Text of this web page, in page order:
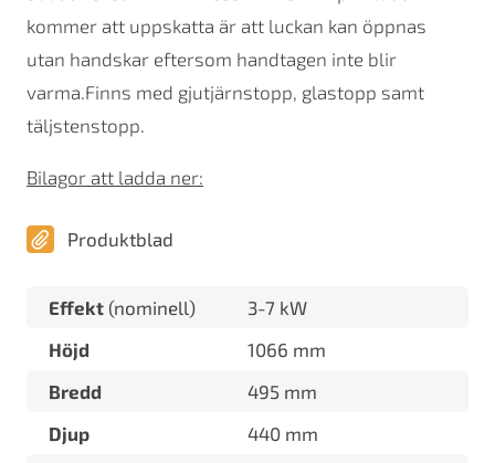
kommer att uppskatta är att luckan kan öppnas
utan handskar eftersom handtagen inte blir
varma.Finns med gjutjärnstopp, glastopp samt
täljstenstopp.
Bilagor att ladda ner:
Produktblad
Effekt (nominell)
3-7 kW
Höjd
1066 mm
Bredd
495 mm
Djup
440 mm